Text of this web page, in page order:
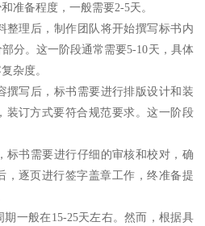
准备程度，一般需要2-5天。
整理后，制作团队将开始撰写标书内
分。这一阶段通常需要5-10天，具体
杂度。
撰写后，标书需要进行排版设计和装
装订方式要符合规范要求。这一阶段
标书需要进行仔细的审核和校对，确
，逐页进行签字盖章工作，终准备提
一般在15-25天左右。然而，根据具